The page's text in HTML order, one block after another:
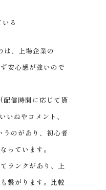
る
、上場企業の
安心感が強いので
信時間に応じて貰
いねやコメント、
うのがあり、初心者
っています。
ランクがあり、上
繋がります。比較